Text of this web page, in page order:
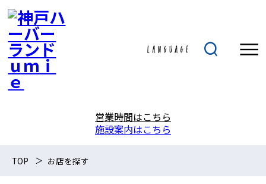
営業時間はこちら
施設案内はこちら
TOP お店を探す